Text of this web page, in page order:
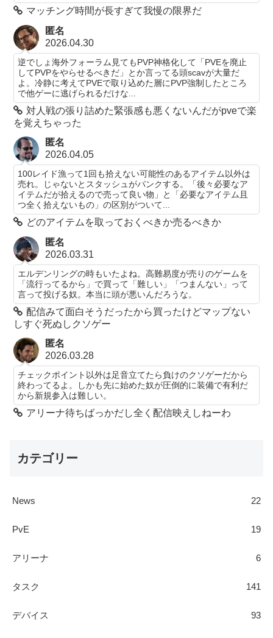
マッチング時間が長すぎて我慢の限界だ
匿名
2026.04.30
逆でしょ海外フォーラム見てもPVP神格化して「PVEを廃止
してPVPをやらせるべきだ」とか言ってる頭scavが大量だ
よ。冷静に考えてPVEで取り込めた層にPVP強制したところ
で他ゲーに逃げられるだけな...
対人戦の張り詰めた緊張感も悪くないんだがpveで楽
を覚えちゃった
匿名
2026.04.05
100レイド漁って1回も拾えない可能性のあるアイテム以外は
売れ。じゃないとスタッシュがパンクする。「後々必要なア
イテムだが拾えるので売って良い物」と「必要なアイテム且
つ全く拾えないもの」の区別がついて...
どのアイテムを取っておくべきか売るべきか
匿名
2026.03.31
エルデンリングの時もいたよね。高難易度が売りのゲームを
「流行ってるから」で買って「難しい」「つまんない」って
言って投げる奴。本当に頭が悪いんだろうな。
配信みて面白そうだったから買ったけどマップない
しすぐ死ぬしクソゲー
匿名
2026.03.28
チェックポイント以外は足音立てたら負けのクソゲーだから
終わってるよ。しかも先に始めた奴が圧倒的に装備で有利だ
から新規参入は難しい。
アリーナ待ちばっかだし全く配信映えしねーわ
カテゴリー
News 22
PvE 19
アリーナ 6
タスク 141
デバイス 93